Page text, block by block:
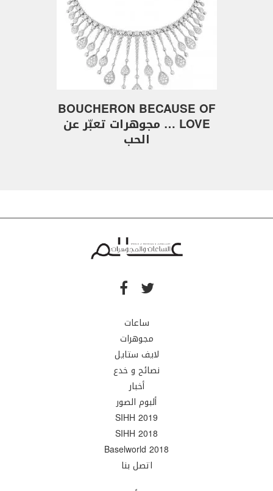
BOUCHERON BECAUSE OF
LOVE … مجوهرات تعبّر عن
الحب
ساعات
مجوهرات
لايف ستايل
نصائح و خدع
أخبار
ألبوم الصور
SIHH 2019
SIHH 2018
Baselworld 2018
اتصل بنا